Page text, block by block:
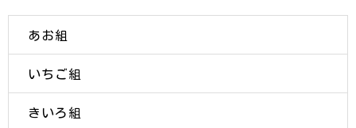
あお組
いちご組
きいろ組